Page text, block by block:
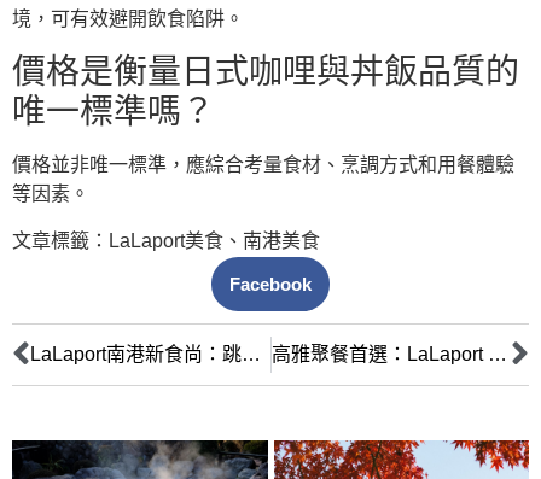
境，可有效避開飲食陷阱。
價格是衡量日式咖哩與丼飯品質的
唯一標準嗎？
價格並非唯一標準，應綜合考量食材、烹調方式和用餐體驗
等因素。
文章標籤： LaLaport美食 、 南港美食
Facebook
LaLaport南港新食尚：跳脫壽司拉麵，發掘日式咖哩與丼飯的隱藏美味 高雅聚餐首選：LaLaport 黑毛屋日本和牛鍋物極致饗宴